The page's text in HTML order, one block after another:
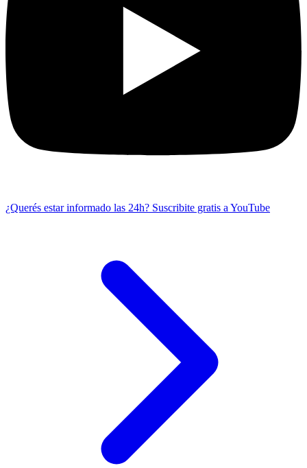
¿Querés estar informado las 24h? Suscribite gratis a YouTube